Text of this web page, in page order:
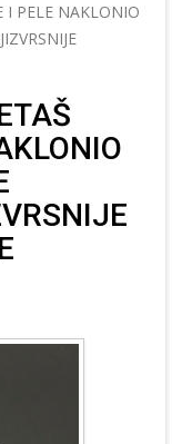
I PELE NAKLONIO